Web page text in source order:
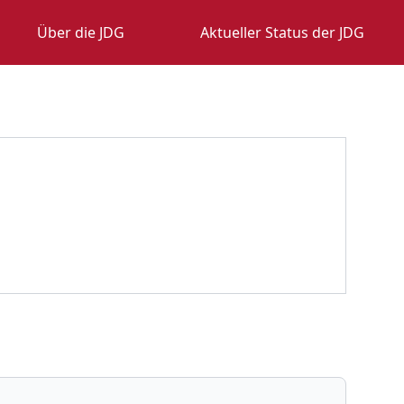
Über die JDG Aktueller Status der JDG